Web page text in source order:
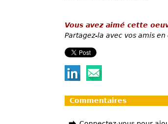
Vous avez aimé cette
Partagez-la avec vos amis
Commentaires